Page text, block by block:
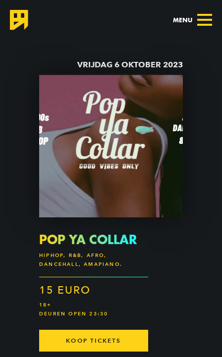
MENU
VRIJDAG 6 OKTOBER 2023
POP YA COLLAR
HIPHOP, R&B, AFRO,
DANCEHALL, AMAPIANO.
15 EURO
18+
DEUREN OPEN 23:30
KOOP TICKETS